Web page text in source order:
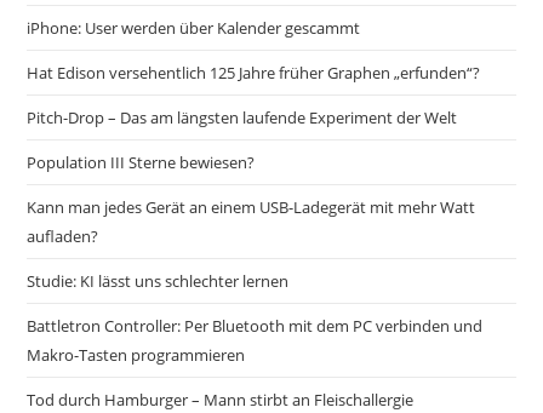
iPhone: User werden über Kalender gescammt
Hat Edison versehentlich 125 Jahre früher Graphen „erfunden“?
Pitch-Drop – Das am längsten laufende Experiment der Welt
Population III Sterne bewiesen?
Kann man jedes Gerät an einem USB-Ladegerät mit mehr Watt
aufladen?
Studie: KI lässt uns schlechter lernen
Battletron Controller: Per Bluetooth mit dem PC verbinden und
Makro-Tasten programmieren
Tod durch Hamburger – Mann stirbt an Fleischallergie